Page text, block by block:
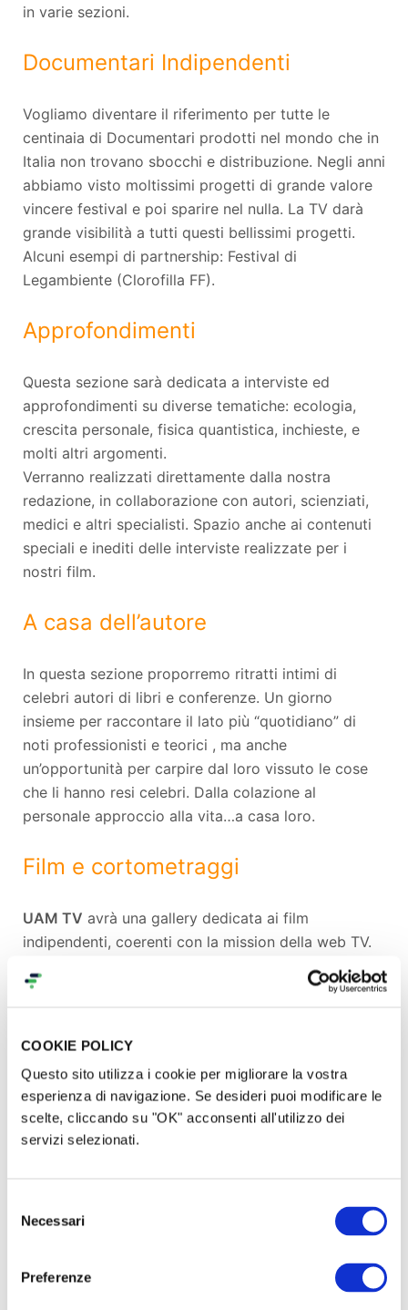
COOKIE POLICY
Questo sito utilizza i cookie per migliorare la vostra
esperienza di navigazione. Se desideri puoi modificare le
scelte, cliccando su "OK" acconsenti all'utilizzo dei
servizi selezionati.
delNecessari
Preferenze
in varie sezioni.
Documentari Indipendenti
Vogliamo diventare il riferimento per tutte le
centinaia di Documentari prodotti nel mondo che in
Italia non trovano sbocchi e distribuzione. Negli anni
abbiamo visto moltissimi progetti di grande valore
vincere festival e poi sparire nel nulla. La TV darà
grande visibilità a tutti questi bellissimi progetti.
Alcuni esempi di partnership: Festival di
Legambiente (Clorofilla FF).
Approfondimenti
Questa sezione sarà dedicata a interviste ed
approfondimenti su diverse tematiche: ecologia,
crescita personale, fisica quantistica, inchieste, e
molti altri argomenti.
Verranno realizzati direttamente dalla nostra
redazione, in collaborazione con autori, scienziati,
medici e altri specialisti. Spazio anche ai contenuti
speciali e inediti delle interviste realizzate per i
nostri film.
A casa dell’autore
In questa sezione proporremo ritratti intimi di
celebri autori di libri e conferenze. Un giorno
insieme per raccontare il lato più “quotidiano” di
noti professionisti e teorici , ma anche
un’opportunità per carpire dal loro vissuto le cose
che li hanno resi celebri. Dalla colazione al
personale approccio alla vita…a casa loro.
Film e cortometraggi
UAM TV avrà una gallery dedicata ai film
indipendenti, coerenti con la mission della web TV.
Lieto Fine
Ogni giorno pubblicheremo le storie a lieto fine
della nostra community. Le persone che ci
seguiranno potranno condividere con la community
diUAM TV,un video di circa due minuti in cui
parleranno e spiegheranno la loro storia a lieto fine.
un’economia che abbia valori vicini all’uomo e al
pianeta. Sarà presente una sezione dedicata